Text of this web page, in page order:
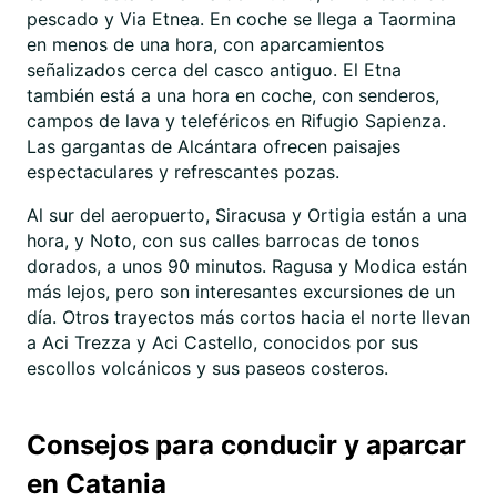
pescado y Via Etnea. En coche se llega a Taormina
en menos de una hora, con aparcamientos
señalizados cerca del casco antiguo. El Etna
también está a una hora en coche, con senderos,
campos de lava y teleféricos en Rifugio Sapienza.
Las gargantas de Alcántara ofrecen paisajes
espectaculares y refrescantes pozas.
Al sur del aeropuerto, Siracusa y Ortigia están a una
hora, y Noto, con sus calles barrocas de tonos
dorados, a unos 90 minutos. Ragusa y Modica están
más lejos, pero son interesantes excursiones de un
día. Otros trayectos más cortos hacia el norte llevan
a Aci Trezza y Aci Castello, conocidos por sus
escollos volcánicos y sus paseos costeros.
Consejos para conducir y aparcar
en Catania